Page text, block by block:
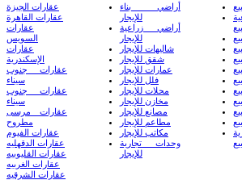
أراضي بناء
للإيجار
أراضي زراعية
للإيجار
شاليهات للإيجار
شقق للإيجار
عمارات للإيجار
فلل للإيجار
محلات للإيجار
مخازن للإيجار
مصانع للإيجار
مطاعم للإيجار
مكاتب للإيجار
وحدات تجارية
للإيجار
عقارات الجيزة
عقارات القاهرة
عقارات
السويس
عقارات
الإسكندرية
عقارات جنوب
سيناء
عقارات جنوب
سيناء
عقارات مرسى
مطروح
عقارات الفيوم
عقارات الدقهليه
عقارات القليوبيه
عقارات الغربيه
عقارات الشرقيه